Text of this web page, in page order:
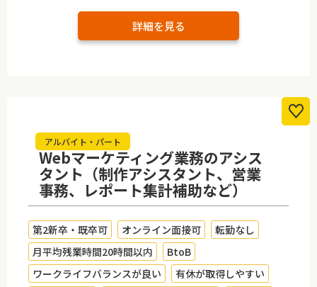
詳細を見る
アルバイト・パート
Webマーケティング業務のアシス
タント（制作アシスタント、営業
事務、レポート集計補助など）
第2新卒・既卒可 オンライン面接可
転勤なし
月平均残業時間20時間以内
BtoB
ワークライフバランスが良い
有休が取得しやすい